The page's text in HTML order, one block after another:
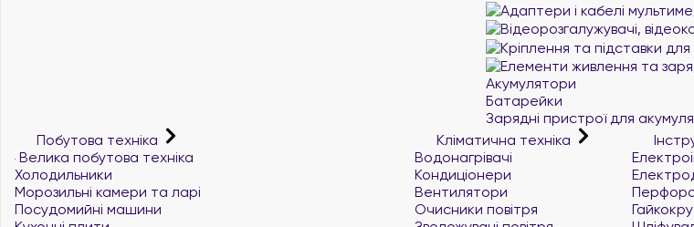
Акумулятори
Батарейки
Зарядні пристрої для
Побутова техніка
Велика побутова техніка
Холодильники
Морозильні камери та ларі
Посудомийні машини
Кліматична техніка
Водонагрівачі
Кондиціонери
Вентилятори
Очисники повітря